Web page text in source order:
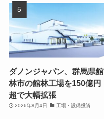
ダノンジャパン、群馬県館
林市の館林工場を150億円
超で大幅拡張
2026年8月4日 工場・設備投資